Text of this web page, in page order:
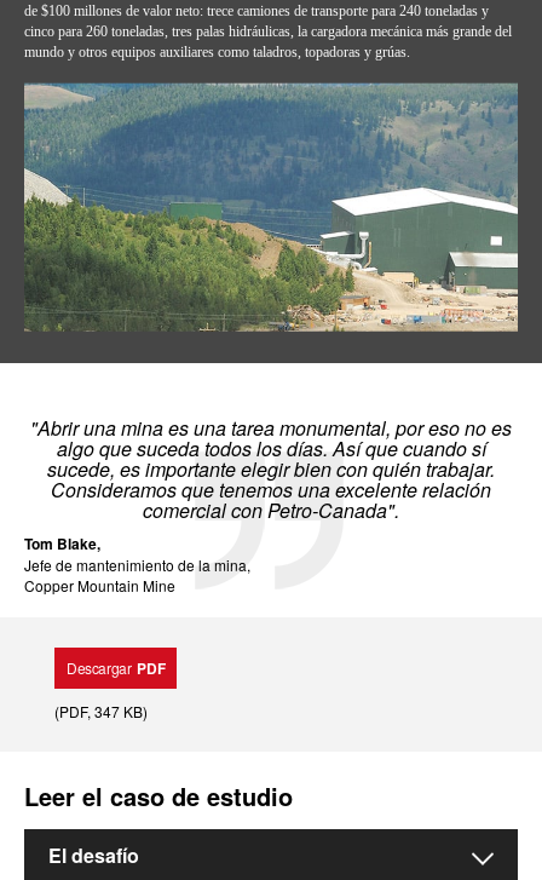
de $100 millones de valor neto: trece camiones de transporte para 240 toneladas y
cinco para 260 toneladas, tres palas hidráulicas, la cargadora mecánica más grande del
mundo y otros equipos auxiliares como taladros, topadoras y grúas.
"Abrir una mina es una tarea monumental, por eso no es
algo que suceda todos los días. Así que cuando sí
sucede, es importante elegir bien con quién trabajar.
Consideramos que tenemos una excelente relación
comercial con Petro-Canada".
Tom Blake,
Jefe de mantenimiento de la mina,
Copper Mountain Mine
Descargar PDF
(PDF, 347 KB)
Leer el caso de estudio
El desafío